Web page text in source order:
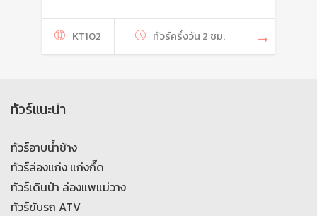
KT102 ทัวร์ครึ่งวัน 2 ชม.
ทัวร์แนะนำ
ทัวร์อาบน้ำช้าง
ทัวร์ล่องแก่ง แก่งกึ๊ด
ทัวร์เดินป่า ล่องแพแม่วาง
ทัวร์ขับรถ ATV